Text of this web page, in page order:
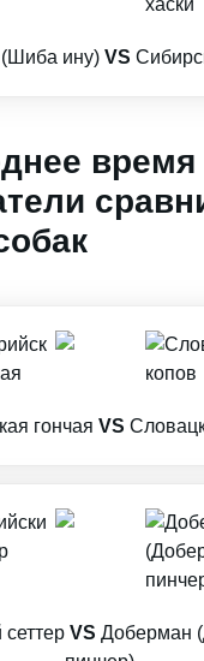
ину) VS
время
гончая VS
сеттер VS Доберман